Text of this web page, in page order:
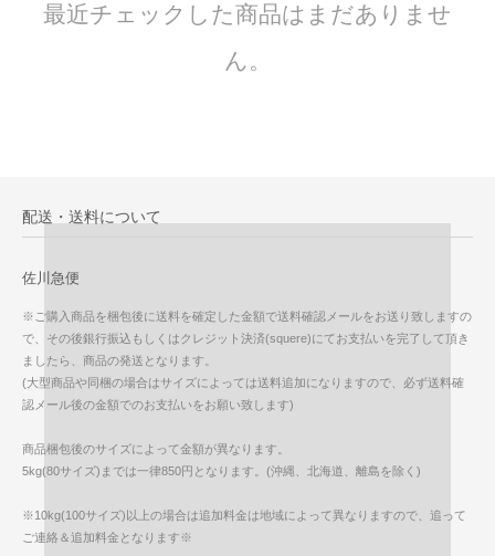
最近チェックした商品はまだありませ
ん。
配送・送料について
佐川急便
※ご購入商品を梱包後に送料を確定した金額で送料確認メールをお送り致しますの
で、その後銀行振込もしくはクレジット決済(squere)にてお支払いを完了して頂き
ましたら、商品の発送となります。
(大型商品や同梱の場合はサイズによっては送料追加になりますので、必ず送料確
認メール後の金額でのお支払いをお願い致します)
商品梱包後のサイズによって金額が異なります。
5kg(80サイズ)までは一律850円となります。(沖縄、北海道、離島を除く)
※10kg(100サイズ)以上の場合は追加料金は地域によって異なりますので、追って
ご連絡＆追加料金となります※